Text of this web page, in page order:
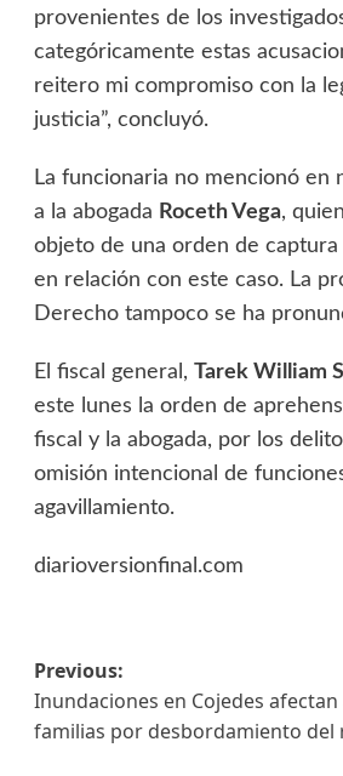
provenientes de los
categóricamente estas
reitero mi compromiso con la
justicia”, concluyó.
La funcionaria no mencionó en
a la abogada Roceth Vega,
objeto de una orden de
en relación con este caso. La
Derecho tampoco se ha
El fiscal general, Tarek William
este lunes la orden de
fiscal y la abogada, por los
omisión intencional de
agavillamiento.
diarioversionfinal.com
Previous:
Inundaciones en Cojedes afectan
familias por desbordamiento del